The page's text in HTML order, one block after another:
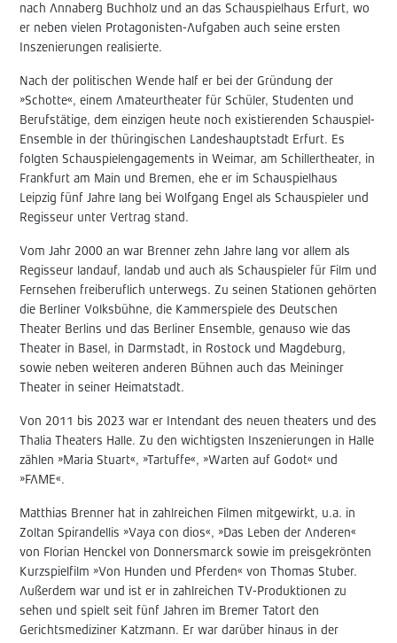
nach Annaberg Buchholz und an das Schauspielhaus Erfurt, wo
er neben vielen Protagonisten-Aufgaben auch seine ersten
Inszenierungen realisierte.
Nach der politischen Wende half er bei der Gründung der
»Schotte«, einem Amateurtheater für Schüler, Studenten und
Berufstätige, dem einzigen heute noch existierenden Schauspiel-
Ensemble in der thüringischen Landeshauptstadt Erfurt. Es
folgten Schauspielengagements in Weimar, am Schillertheater, in
Frankfurt am Main und Bremen, ehe er im Schauspielhaus
Leipzig fünf Jahre lang bei Wolfgang Engel als Schauspieler und
Regisseur unter Vertrag stand.
Vom Jahr 2000 an war Brenner zehn Jahre lang vor allem als
Regisseur landauf, landab und auch als Schauspieler für Film und
Fernsehen freiberuflich unterwegs. Zu seinen Stationen gehörten
die Berliner Volksbühne, die Kammerspiele des Deutschen
Theater Berlins und das Berliner Ensemble, genauso wie das
Theater in Basel, in Darmstadt, in Rostock und Magdeburg,
sowie neben weiteren anderen Bühnen auch das Meininger
Theater in seiner Heimatstadt.
Von 2011 bis 2023 war er Intendant des neuen theaters und des
Thalia Theaters Halle. Zu den wichtigsten Inszenierungen in Halle
zählen »Maria Stuart«, »Tartuffe«, »Warten auf Godot« und
»FAME«.
Matthias Brenner hat in zahlreichen Filmen mitgewirkt, u.a. in
Zoltan Spirandellis »Vaya con dios«, »Das Leben der Anderen«
von Florian Henckel von Donnersmarck sowie im preisgekrönten
Kurzspielfilm »Von Hunden und Pferden« von Thomas Stuber.
Außerdem war und ist er in zahlreichen TV-Produktionen zu
sehen und spielt seit fünf Jahren im Bremer Tatort den
Gerichtsmediziner Katzmann. Er war darüber hinaus in der